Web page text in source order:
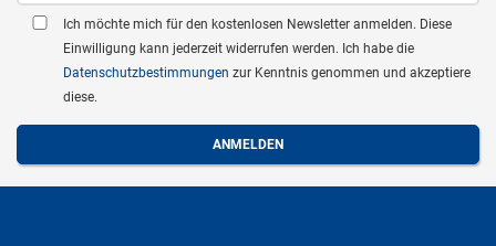
Ich möchte mich für den kostenlosen Newsletter anmelden. Diese
Einwilligung kann jederzeit widerrufen werden. Ich habe die
Datenschutzbestimmungen zur Kenntnis genommen und akzeptiere
diese.